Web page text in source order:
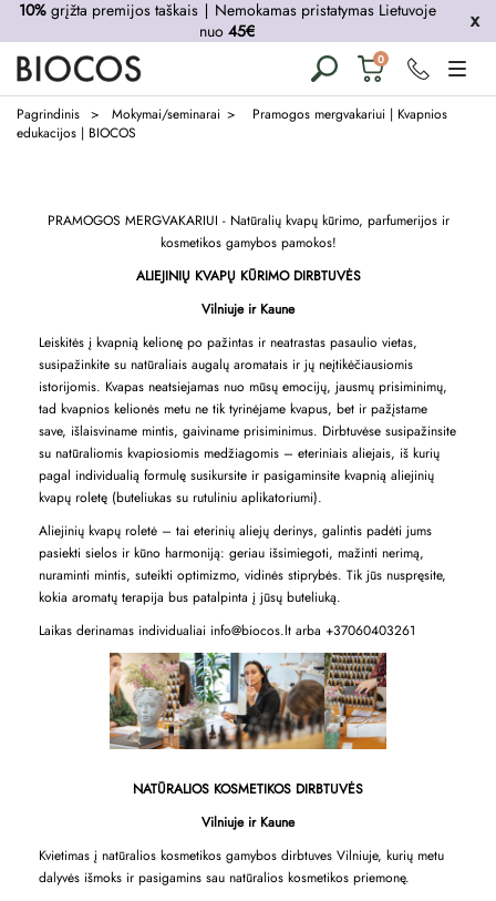
10%grįžta premijos taškais ∣ Nemokamas pristatymas Lietuvoje
nuo45€
0 Krepšelis
tuščias
Pagrindinis Mokymai/seminarai
Pramogos mergvakariui | Kvapnios
edukacijos | BIOCOS
PRAMOGOS MERGVAKARIUI - Natūralių kvapų kūrimo, parfumerijos ir
kosmetikos gamybos pamokos!
ALIEJINIŲ KVAPŲ KŪRIMO DIRBTUVĖS
Vilniuje ir Kaune
Leiskitės į kvapnią kelionę po pažintas ir neatrastas pasaulio vietas,
susipažinkite su natūraliais augalų aromatais ir jų neįtikėčiausiomis
istorijomis. Kvapas neatsiejamas nuo mūsų emocijų, jausmų prisiminimų,
tad kvapnios kelionės metu ne tik tyrinėjame kvapus, bet ir pažįstame
save, išlaisviname mintis, gaiviname prisiminimus. Dirbtuvėse susipažinsite
su natūraliomis kvapiosiomis medžiagomis – eteriniais aliejais, iš kurių
pagal individualią formulę susikursite ir pasigaminsite kvapnią aliejinių
kvapų roletę (buteliukas su rutuliniu aplikatoriumi).
Aliejinių kvapų roletė – tai eterinių aliejų derinys, galintis padėti jums
pasiekti sielos ir kūno harmoniją: geriau išsimiegoti, mažinti nerimą,
nuraminti mintis, suteikti optimizmo, vidinės stiprybės. Tik jūs nuspręsite,
kokia aromatų terapija bus patalpinta į jūsų buteliuką.
Laikas derinamas individualiai info@biocos.lt arba +37060403261
NATŪRALIOS KOSMETIKOS DIRBTUVĖS
Vilniuje ir Kaune
Kvietimas į natūralios kosmetikos gamybos dirbtuves Vilniuje, kurių metu
dalyvės išmoks ir pasigamins sau natūralios kosmetikos priemonę.